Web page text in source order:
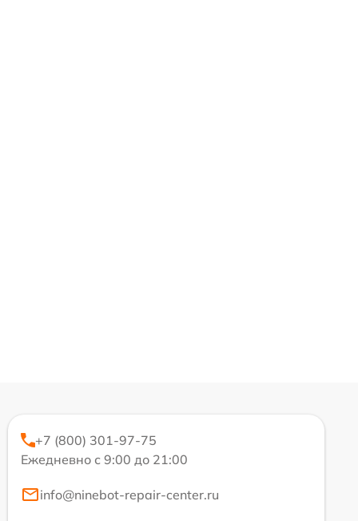
+7 (800) 301-97-75
Ежедневно с 9:00 до 21:00
info@ninebot-repair-center.ru